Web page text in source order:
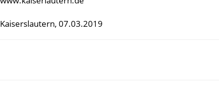
Kaiserslautern, 07.03.2019